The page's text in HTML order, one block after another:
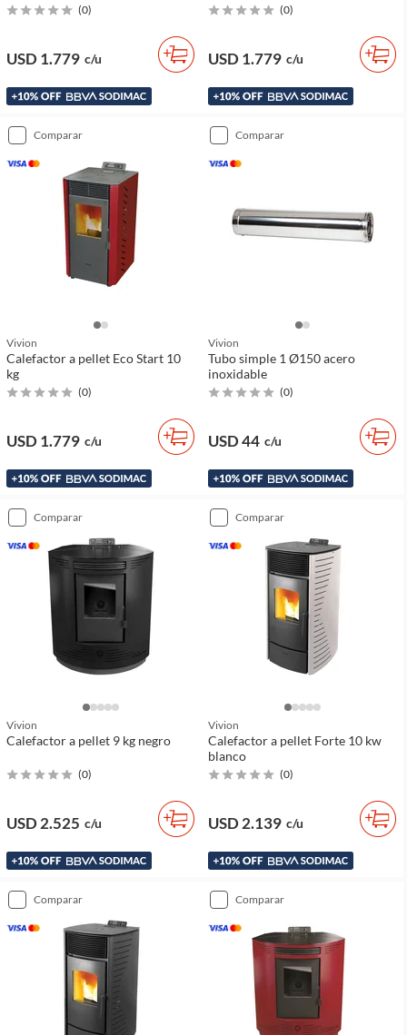
(0)
USD 1.779 c/u
(0)
USD 1.779 c/u
comparar
Vivion
Calefactor a pellet Eco Start 10
kg
(0)
USD 1.779 c/u
comparar
Vivion
Tubo simple 1 Ø150 acero
inoxidable
(0)
USD 44 c/u
comparar
Vivion
Calefactor a pellet 9 kg negro
(0)
USD 2.525 c/u
comparar
Vivion
Calefactor a pellet Forte 10 kw
blanco
(0)
USD 2.139 c/u
comparar comparar